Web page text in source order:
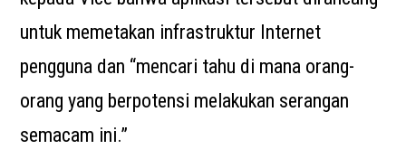
untuk memetakan infrastruktur Internet
pengguna dan “mencari tahu di mana orang-
orang yang berpotensi melakukan serangan
semacam ini.”